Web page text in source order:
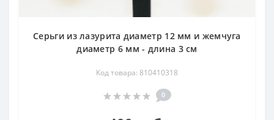
Серьги из лазурита диаметр 12 мм и жемчуга
диаметр 6 мм - длина 3 см
Код товара: 810410318
0